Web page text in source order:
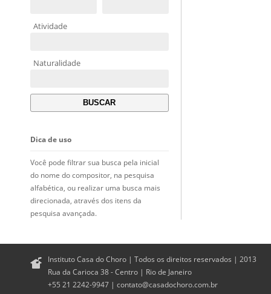
Atividade
Naturalidade
Dica de uso
Você pode filtrar sua busca pela inicial
do nome do compositor, na pesquisa
alfabética, ou realizar uma busca mais
direcionada, através dos itens da
pesquisa avançada.
Instituto Casa do Choro | Todos os direitos reservados | 2013
Rua da Carioca 38 - Centro | Rio de Janeiro
+55 21 2242-9947 | contato@casadochoro.com.br